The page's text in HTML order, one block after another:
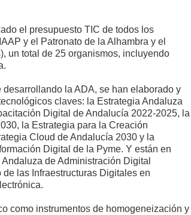
el presupuesto TIC de todos los
y el Patronato de la Alhambra y el
un total de 25 organismos, incluyendo
la ADA, se han elaborado y
claves: la Estrategia Andaluza
Digital de Andalucía 2022-2025, la
la Estrategia para la Creación
Cloud de Andalucía 2030 y la
Digital de la Pyme. Y están en
de Administración Digital
las Infraestructuras Digitales en
como instrumentos de homogeneización y